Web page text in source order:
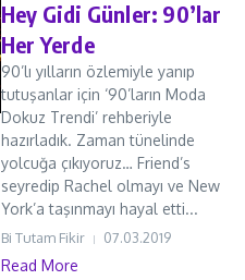
Hey Gidi Günler: 90’lar
Her Yerde
90’lı yılların özlemiyle yanıp
tutuşanlar için ‘90’ların Moda
Dokuz Trendi’ rehberiyle
hazırladık. Zaman tünelinde
yolcuğa çıkıyoruz… Friend’s
seyredip Rachel olmayı ve New
York’a taşınmayı hayal etti...
Bi Tutam Fikir 07.03.2019
Read More